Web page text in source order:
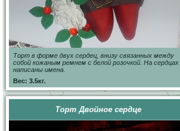
Торт в форме двух сердец, внизу связанных между
собой кожаным ремнем с белой розочкой. На сердцах
написаны имена.
Вес: 3.5кг.
Торт Двойное сердце